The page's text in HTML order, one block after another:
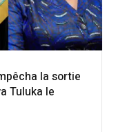
la sortie
Tuluka le